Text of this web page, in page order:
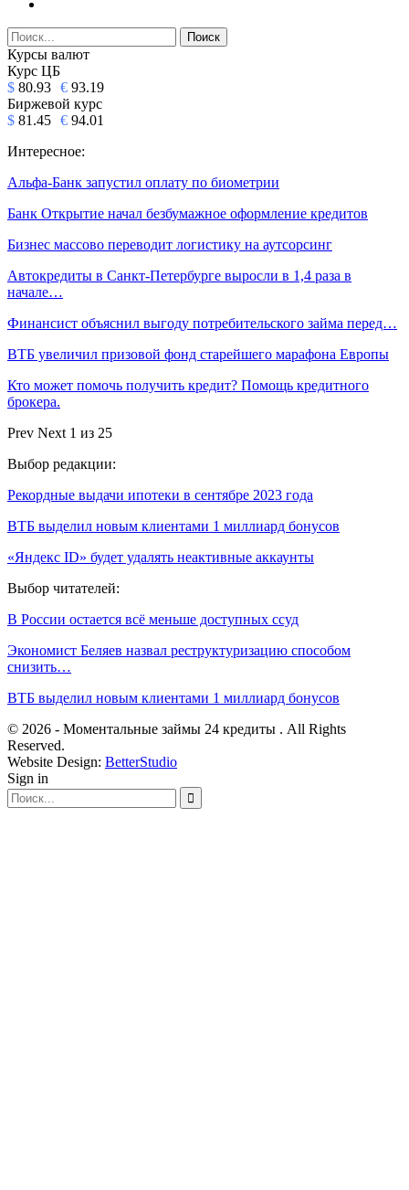
Курсы валют
Курс ЦБ
$ 80.93 € 93.19
Биржевой курс
$ 81.45 € 94.01
Интересное:
Альфа-Банк запустил оплату по биометрии
Банк Открытие начал безбумажное оформление кредитов
Бизнес массово переводит логистику на аутсорсинг
Автокредиты в Санкт-Петербурге выросли в 1,4 раза в
начале…
Финансист объяснил выгоду потребительского займа перед…
ВТБ увеличил призовой фонд старейшего марафона Европы
Кто может помочь получить кредит? Помощь кредитного
брокера.
Prev Next 1 из 25
Выбор редакции:
Рекордные выдачи ипотеки в сентябре 2023 года
ВТБ выделил новым клиентами 1 миллиард бонусов
«Яндекс ID» будет удалять неактивные аккаунты
Выбор читателей:
В России остается всё меньше доступных ссуд
Экономист Беляев назвал реструктуризацию способом
снизить…
ВТБ выделил новым клиентами 1 миллиард бонусов
© 2026 - Моментальные займы 24 кредиты . All Rights
Reserved.
Website Design: BetterStudio
Sign in